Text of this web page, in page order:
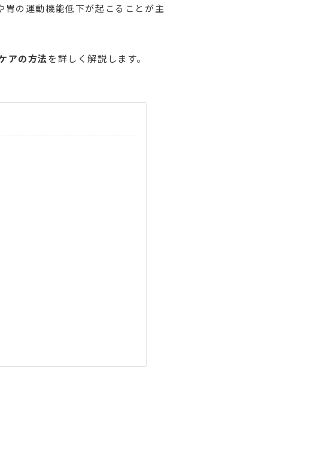
の運動機能低下が起こることが主
アの方法を詳しく解説します。